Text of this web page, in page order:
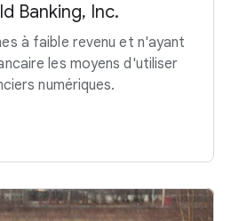
Banking, Inc.
à faible revenu et n'ayant
les moyens d'utiliser
numériques.